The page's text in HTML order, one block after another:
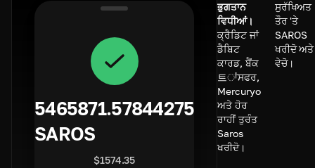
5465871.57844275
SAROS
$1574.35
ਭੁਗਤਾਨ
ਵਿਧੀਆਂ।
ਕ੍ਰੈਡਿਟ ਜਾਂ
ਡੈਬਿਟ
ਕਾਰਡ, ਬੈਂਕ
트ਾਂਸਫਰ,
Mercuryo
ਅਤੇ ਹੋਰ
ਰਾਹੀਂ ਤੁਰੰਤ
Saros
ਖਰੀਦੋ।
ਸੁਰੱਖਿਅਤ
ਤੌਰ 'ਤੇ
SAROS
ਖਰੀਦੋ ਅਤੇ
ਵੇਚੋ।